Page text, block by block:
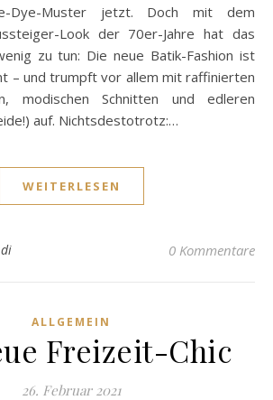
Dye-Muster jetzt. Doch mit dem
Look der 70er-Jahre hat das
zu tun: Die neue Batik-Fashion ist
– und trumpft vor allem mit raffinierten
modischen Schnitten und edleren
auf. Nichtsdestotrotz:…
WEITERLESEN
0 Kommentare
ALLGEMEIN
Freizeit-Chic
26. Februar 2021